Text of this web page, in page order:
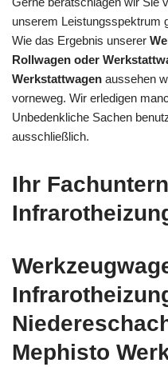
unserem Leistungsspektrum
Wie das Ergebnis unserer
Rollwagen oder
Werkstattwagen aussehen
vorneweg. Wir erledigen
Unbedenkliche Sachen
ausschließlich.
Ihr
Mephisto